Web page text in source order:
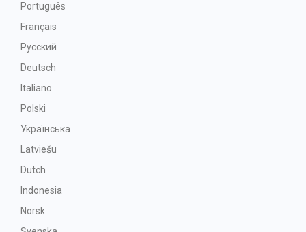
Português
Français
Русский
Deutsch
Italiano
Polski
Українська
Latviešu
Dutch
Indonesia
Norsk